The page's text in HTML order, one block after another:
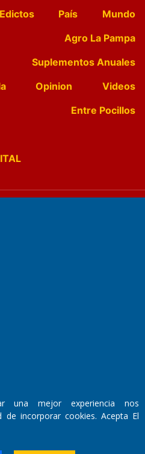
Edictos País
Mundo
Agro La Pampa
Suplementos Anuales
Opinion
Videos
Entre Pocillos
una mejor experiencia nos
de incorporar cookies. Acepta El